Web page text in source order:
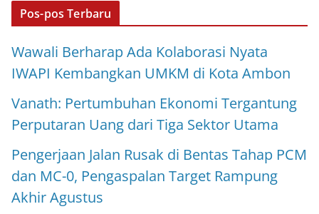
Pos-pos Terbaru
Wawali Berharap Ada Kolaborasi Nyata
IWAPI Kembangkan UMKM di Kota Ambon
Vanath: Pertumbuhan Ekonomi Tergantung
Perputaran Uang dari Tiga Sektor Utama
Pengerjaan Jalan Rusak di Bentas Tahap PCM
dan MC-0, Pengaspalan Target Rampung
Akhir Agustus